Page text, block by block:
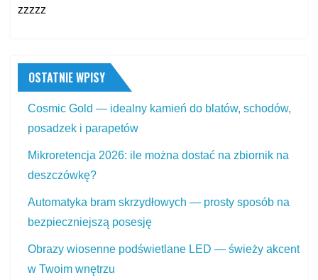
zzzzz
OSTATNIE WPISY
Cosmic Gold — idealny kamień do blatów, schodów,
posadzek i parapetów
Mikroretencja 2026: ile można dostać na zbiornik na
deszczówkę?
Automatyka bram skrzydłowych — prosty sposób na
bezpieczniejszą posesję
Obrazy wiosenne podświetlane LED — świeży akcent
w Twoim wnętrzu